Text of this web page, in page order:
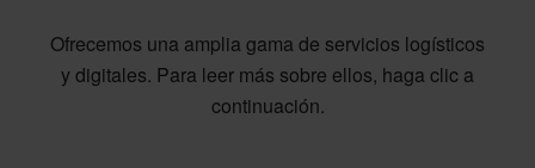
Ofrecemos una amplia gama de servicios logísticos
y digitales. Para leer más sobre ellos, haga clic a
continuación.